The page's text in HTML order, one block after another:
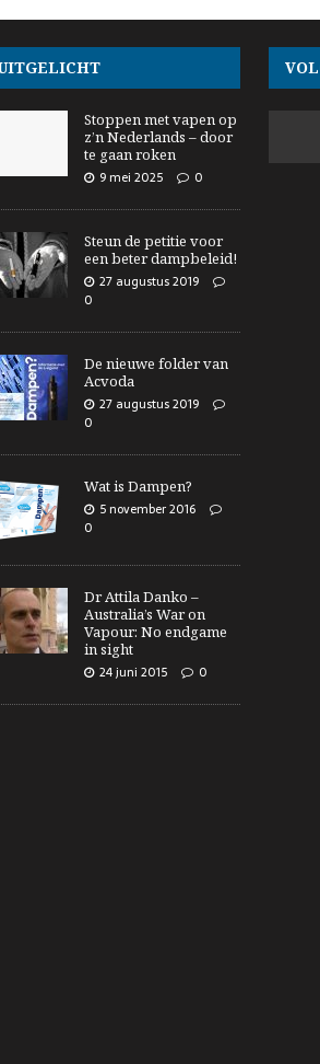
Stoppen met vapen op
z’n Nederlands – door
te gaan roken
9 mei 2025
0
Steun de petitie voor
een beter dampbeleid!
27 augustus 2019
0
De nieuwe folder van
Acvoda
27 augustus 2019
0
Wat is Dampen?
5 november 2016
0
Dr Attila Danko –
Australia’s War on
Vapour: No endgame
in sight
24 juni 2015
0